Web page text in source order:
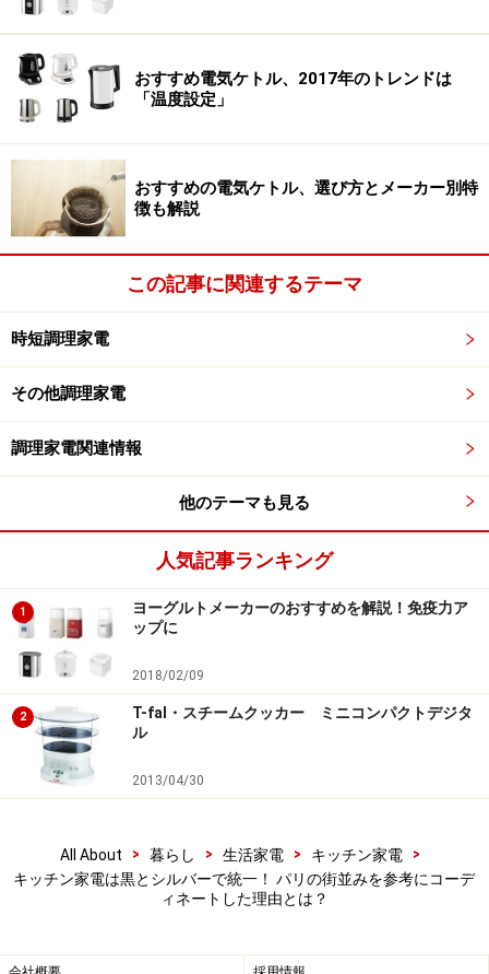
きます。素材の組み合わせなどのバランスによっては、
チープな印象になっているものも存在してしまっている
ので、家電を選ぶ際にはその点も留意したいところで
す。
欧州の街並みをイメージさせる配置
筆者の使用するオフィスは、インテリアスタイリスト窪
川勝哉氏がリノベーションした空間であり、ウッドのカ
ウンターやレトロなキッチンデザインに調和させるよう
に、現在キッチンは黒やシルバーの調理家電のみでコー
ディネートするというルールを課しています。
て、筆者がセレクトしたもの。なぜこのようなルールを
課しているのか？ それはキッチンをひたすらセンスよく
「調理家電は、欧州の街並みをイメージするように並べ
たりセレクトすることをおすすめします。理由はキッチ
ンという場所は、家の中でも最も数多くの家電が並ぶ場
所だから。カウンターなどに林立する家電を建造物に例
えると、同じような高さ、同じような色で統一した方
が、当然美しい景観と調和をキッチンに生み出します。
全く異なるカラーの家電などが混じると一気に景観は崩
れ、ノイズになりかねません。デザイン主張の強すぎる
東京の街並みは建物に統一感がなく、多くの街はそれぞ
並みとなっています。対して、パリの街並みはどうでし
おすすめ電気ケトル、2017年のトレンドは
「温度設定」
おすすめの電気ケトル、選び方とメーカー別特
徴も解説
この記事に関連するテーマ
時短調理家電
その他調理家電
調理家電関連情報
他のテーマも見る
人気記事ランキング
1
ヨーグルトメーカーのおすすめを解説！免疫力ア
ップに
2018/02/09
2
T-fal・スチームクッカー ミニコンパクトデジタ
ル
2013/04/30
All About > 暮らし > 生活家電 > キッチン家電
>
キッチン家電は黒とシルバーで統一！ パリの街並みを参考にコーデ
ィネートした理由とは？